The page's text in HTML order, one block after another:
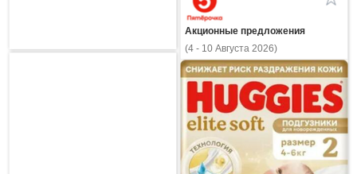
Акционные предложения
(4 - 10 Августа 2026)